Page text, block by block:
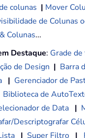
colunas | Mover
de Colunas
Colunas...
Destaque: Grade de
de Design | Barra
| Gerenciador de
Biblioteca de
de Data |
Descriptografar
| Super Filtro |